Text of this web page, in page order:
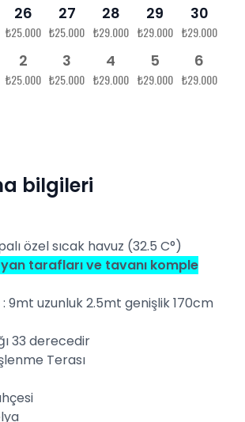
26
₺25.000
27
₺25.000
28
₺29.000
29
₺29.000
30
₺29.000
2
₺25.000
3
₺25.000
4
₺29.000
5
₺29.000
6
₺29.000
bilgileri
özel sıcak havuz (32.5 C°)
yan tarafları ve tavanı komple
9mt uzunluk 2.5mt genişlik 170cm
33 derecedir
Terası